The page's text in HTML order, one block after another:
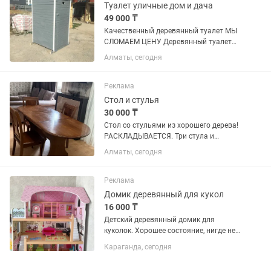
Туалет уличные дом и дача
49 000 ₸
Качественный деревянный туалет МЫ
СЛОМАЕМ ЦЕНУ Деревянный туалет
для Дачи Из дерева в Алматы
Садовый Также изготавливаем Будки
Алматы, сегодня
Реклама
Стол и стулья
30 000 ₸
Стол со стульями из хорошего дерева!
РАСКЛАДЫВАЕТСЯ. Три стула и
четвертый сломан, но можно
починить. Ширина 130, если выдвинуть
Алматы, сегодня
Реклама
Домик деревянный для кукол
16 000 ₸
Детский деревянный домик для
куколок. Хорошее состояние, нигде не
Отличный вариант на подарок. Дочка
Караганда, сегодня